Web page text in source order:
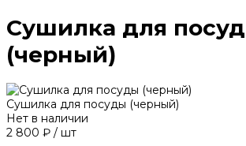
Сушилка для
(черный)
Сушилка для посуды (черный)
Нет в наличии
2 800 ₽ / шт